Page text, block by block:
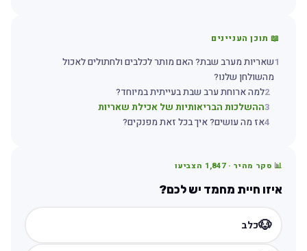
📖 תוכן העניינים
שאריות מערב שבת? האם מותר לכלבים ולחתולים לאכול
מהשולחן שלנו?
2למה ארוחת ערב שבת בעייתית במיוחד?
ההשלכות הבריאותיות של אכילת שאריות
אז מה עושים? איך בכל זאת מפנקים?
📊 סקר מהיר · 1,847הצביעו
איזו חיית מחמד יש לכם?
🐶כלב